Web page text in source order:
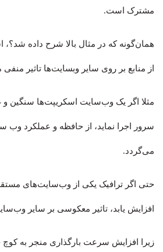
مشترک است.
همان‌گونه که در مثال بالا شرح داده شد؟،
از منابع بر روی سایر وبسایت‌ها تاثیر
مثلا اگر یک وب‌سایت اسکریپت‌ها سنگین و
سرور اجرا نماید، از حافظه و عملکرد وب
می‌گردد.
حتی اگر ترافیک یکی از وب‌سایت‌های
افزایش یابد، تاثیر معکوسی بر سایر
زیرا افزایش سرعت بارگذاری منجر به